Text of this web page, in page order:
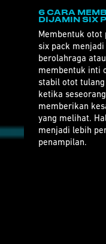
6 CARA
DIJAMIN SIX
Membentuk otot
six pack
berolahraga
membentuk inti
stabil otot tulang
ketika
memberikan
yang melihat.
menjadi lebih
penampilan.